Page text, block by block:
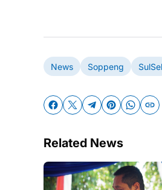
News Soppeng SulSel
Related News